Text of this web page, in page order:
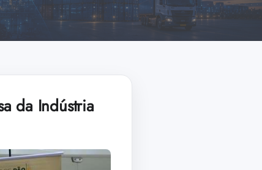
da Indústria